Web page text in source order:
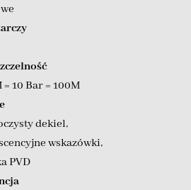
= 10 Bar = 100M
dekiel,
wskazówki,
PVD